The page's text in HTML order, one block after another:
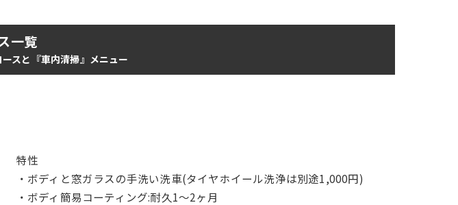
一覧
スと『車内清掃』メニュー
特性
・ボディと窓ガラスの手洗い洗車(タイヤホイール洗浄は別途1,000円)
・ボディ簡易コーティング:耐久1〜2ヶ月